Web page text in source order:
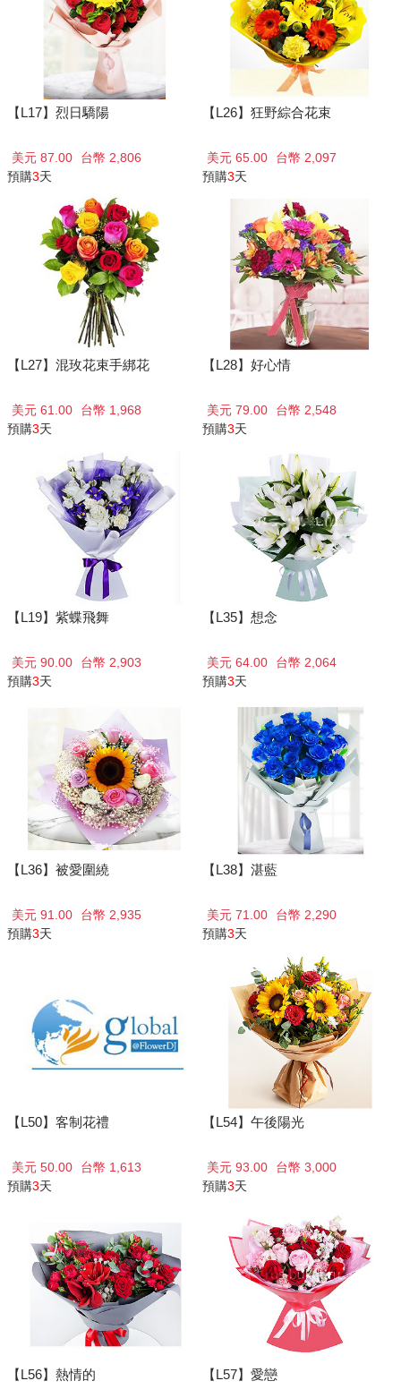
【L17】烈日驕陽
美元 87.00
台幣 2,806
預購3天
【L26】狂野綜合花束
美元 65.00
台幣 2,097
預購3天
【L27】混玫花束手綁花
美元 61.00
台幣 1,968
預購3天
【L28】好心情
美元 79.00
台幣 2,548
預購3天
【L19】紫蝶飛舞
美元 90.00
台幣 2,903
預購3天
【L35】想念
美元 64.00
台幣 2,064
預購3天
【L36】被愛圍繞
美元 91.00
台幣 2,935
預購3天
【L38】湛藍
美元 71.00
台幣 2,290
預購3天
【L50】客制花禮
美元 50.00
台幣 1,613
預購3天
【L54】午後陽光
美元 93.00
台幣 3,000
預購3天
【L56】熱情的 【L57】愛戀